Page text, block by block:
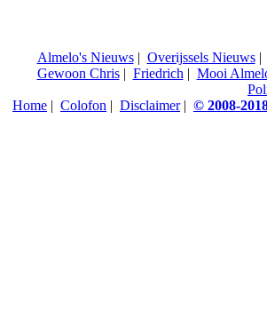
Almelo's Nieuws| Overijssels Nieuws|
Gewoon Chris| Friedrich | Mooi
Home | Colofon | Disclaimer| © 2008-